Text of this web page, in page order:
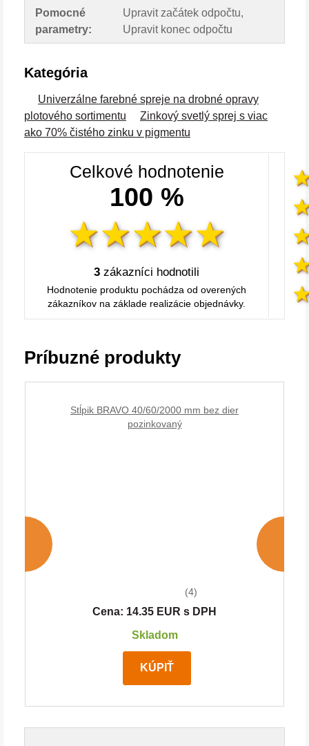
Pomocné
parametry:
Upravit začátek odpočtu,
Upravit konec odpočtu
Kategória
Univerzálne farebné spreje na drobné opravy
plotového sortimentu
Zinkový svetlý sprej s viac
ako 70% čistého zinku v pigmentu
Celkové hodnotenie
100 %
3 zákazníci hodnotili
Hodnotenie produktu pochádza od overených
zákazníkov na základe realizácie objednávky.
Príbuzné produkty
Stĺpik BRAVO 40/60/2000 mm bez dier
pozinkovaný
(4)
Cena: 14.35 EUR s DPH
Skladom
KÚPIŤ